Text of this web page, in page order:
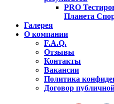
PRO
Планета
Галерея
О компании
F.A.Q.
Отзывы
Контакты
Вакансии
Политика
Договор